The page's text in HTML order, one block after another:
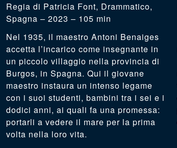
Patricia Font, Drammatico,
Spagna – 2023 – 105 min
Nel 1935, il maestro Antoni Benaiges
accetta l’incarico come insegnante in
un piccolo villaggio nella provincia di
Burgos, in Spagna. Qui il giovane
maestro instaura un intenso legame
con i suoi studenti, bambini tra i sei e i
dodici anni, ai quali fa una promessa:
portarli a vedere il mare per la prima
volta nella loro vita.